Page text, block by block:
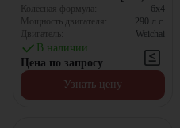
м³]
Колёсная формула:
6x4
Мощность двигателя:
290 л.с.
Двигатель:
Weichai
В наличии
Цена по запросу
Узнать цену